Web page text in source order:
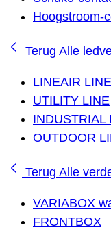
Hoogstroom-
Terug Alle
LINEAIR LINE
UTILITY LINE
INDUSTRIAL
OUTDOOR
Terug Alle
VARIABOX
FRONTBOX